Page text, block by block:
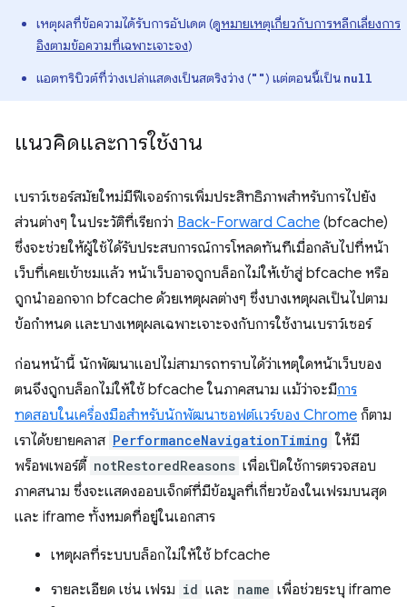
เหตุผลที่ข้อความได้รับการอัปเดต (ดูหมายเหตุเกี่ยวกับการหลีกเลี่ยงการ
อิงตามข้อความที่เฉพาะเจาะจง)
แอตทริบิวต์ที่ว่างเปล่าแสดงเป็นสตริงว่าง ("") แต่ตอนนี้เป็น null
แนวคิดและการใช้งาน
เบราว์เซอร์สมัยใหม่มีฟีเจอร์การเพิ่มประสิทธิภาพสำหรับการไปยัง
ส่วนต่างๆ ในประวัติที่เรียกว่า Back-Forward Cache (bfcache)
ซึ่งจะช่วยให้ผู้ใช้ได้รับประสบการณ์การโหลดทันทีเมื่อกลับไปที่หน้า
เว็บที่เคยเข้าชมแล้ว หน้าเว็บอาจถูกบล็อกไม่ให้เข้าสู่ bfcache หรือ
ถูกนำออกจาก bfcache ด้วยเหตุผลต่างๆ ซึ่งบางเหตุผลเป็นไปตาม
ข้อกำหนด และบางเหตุผลเฉพาะเจาะจงกับการใช้งานเบราว์เซอร์
ก่อนหน้านี้ นักพัฒนาแอปไม่สามารถทราบได้ว่าเหตุใดหน้าเว็บของ
ตนจึงถูกบล็อกไม่ให้ใช้ bfcache ในภาคสนาม แม้ว่าจะมีการ
ทดสอบในเครื่องมือสำหรับนักพัฒนาซอฟต์แวร์ของ Chrome ก็ตาม
เราได้ขยายคลาส PerformanceNavigationTiming ให้มี
พร็อพเพอร์ตี้ notRestoredReasons เพื่อเปิดใช้การตรวจสอบ
ภาคสนาม ซึ่งจะแสดงออบเจ็กต์ที่มีข้อมูลที่เกี่ยวข้องในเฟรมบนสุด
และ iframe ทั้งหมดที่อยู่ในเอกสาร
เหตุผลที่ระบบบล็อกไม่ให้ใช้ bfcache
รายละเอียด เช่น เฟรม id และ name เพื่อช่วยระบุ iframe